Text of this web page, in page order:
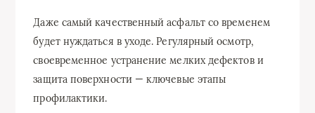
Даже самый качественный асфальт со временем
будет нуждаться в уходе. Регулярный осмотр,
своевременное устранение мелких дефектов и
защита поверхности — ключевые этапы
профилактики.